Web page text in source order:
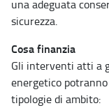
una adeguata
sicurezza.
Cosa finanzia
Gli interventi atti a
energetico
tipologie di ambito: